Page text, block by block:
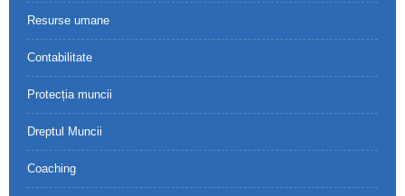
Resurse umane
Contabilitate
Protecția muncii
Dreptul Muncii
Coaching